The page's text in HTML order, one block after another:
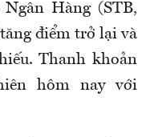
Hàng (STB,
điểm trở lại và
Thanh khoản
hôm nay với